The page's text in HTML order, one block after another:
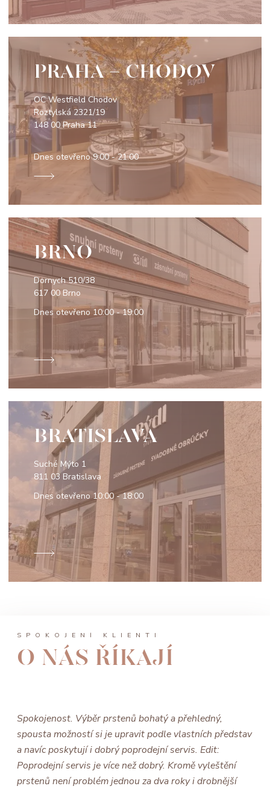
PRAHA - CHODOV
OC Westfield Chodov
Roztylská 2321/19
148 00 Praha 11
Dnes otevřeno9:00 - 21:00
BRNO
Dornych 510/38
617 00 Brno
Dnes otevřeno 10:00 - 19:00
BRATISLAVA
Suché Mýto 1
811 03 Bratislava
Dnes otevřeno10:00 - 18:00
SPOKOJENÍ KLIENTI
O NÁS ŘÍKAJÍ
Spokojenost. Výběr prstenů bohatý a přehledný,
spousta možností si je upravit podle vlastních představ
a navíc poskytují i dobrý poprodejní servis. Edit:
Poprodejní servis je více než dobrý. Kromě vyleštění
prstenů není problém jednou za dva roky i drobnější